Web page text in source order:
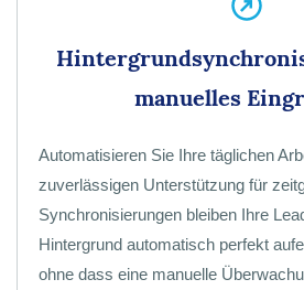
manuelles
Automatisieren Sie Ihre täglichen
zuverlässigen Unterstützung für
Synchronisierungen bleiben Ihre
Hintergrund automatisch perfekt
ohne dass eine manuelle